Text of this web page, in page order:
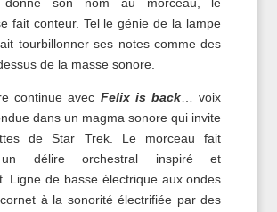
fait conteur. Tel le génie de la lampe
tourbillonner ses notes comme des
de la masse sonore.
continue avec Felix is back … voix
dans un magma sonore qui invite
de Star Trek. Le morceau fait
un délire orchestral inspiré et
Ligne de basse électrique aux ondes
à la sonorité électrifiée par des